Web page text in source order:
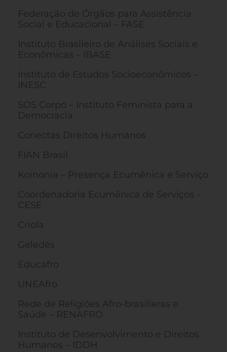
Federação de Órgãos para Assistência
Social e Educacional – FASE
Instituto Brasileiro de Análises Sociais e
Econômicas – IBASE
Instituto de Estudos Socioeconômicos –
INESC
SOS Corpo – Instituto Feminista para a
Democracia
Conectas Direitos Humanos
FIAN Brasil
Koinonia – Presença Ecumênica e Serviço
Coordenadoria Ecumênica de Serviços –
CESE
Criola
Geledés
Educafro
UNEAfro
Rede de Religiões Afro-brasilieras e
Saúde – RENAFRO
Instituto de Desenvolvimento e Direitos
Humanos – IDDH